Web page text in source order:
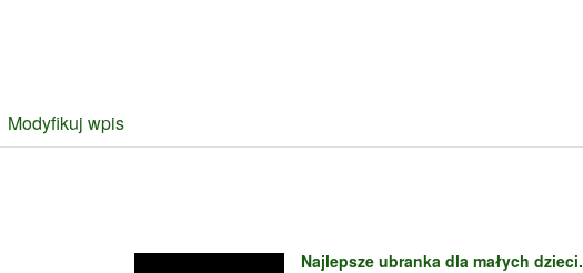
Modyfikuj wpis
Najlepsze ubranka dla małych dzieci.